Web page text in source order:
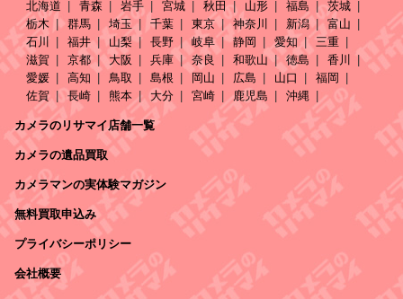
北海道
青森 岩手 宮城 秋田 山形 福島
茨城
栃木
群馬 埼玉 千葉 東京 神奈川 新潟
富山
石川
福井 山梨 長野 岐阜 静岡 愛知
三重
滋賀
京都 大阪 兵庫 奈良 和歌山 徳島
香川
愛媛
高知 鳥取 島根 岡山 広島 山口
福岡
佐賀
長崎 熊本 大分 宮崎 鹿児島 沖縄
カメラのリサマイ店舗一覧
カメラの遺品買取
カメラマンの実体験マガジン
無料買取申込み
プライバシーポリシー
会社概要